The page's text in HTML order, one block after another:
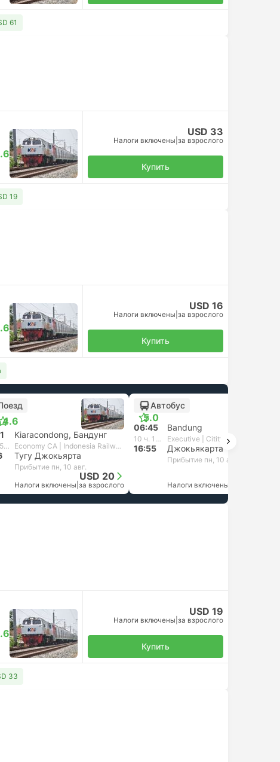
61
USD 33
Налоги включены за взрослого
Купить
19
USD 16
Налоги включены за взрослого
Купить
4.6
Kiaracondong, Бандунг
6 ч. 35 м. Economy CA | Indonesia Railways
Тугу Джокьярта
Прибытие пн, 10 авг.
USD 20
Налоги включены за взрослого
Автобус
5.0
06:45 Bandung
10 ч. 10 м. Executive | Cititrans AKAP
16:55 Джокьякарта
Прибытие пн, 10 авг.
Налоги включены
USD 19
Налоги включены за взрослого
Купить
33